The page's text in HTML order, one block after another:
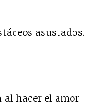
asustados.
al hacer el amor